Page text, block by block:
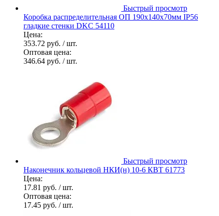
Быстрый просмотр
Коробка распределительная ОП 190х140х70мм IP56
гладкие стенки DKC 54110
Цена:
353.72 руб. / шт.
Оптовая цена:
346.64 руб. / шт.
Быстрый просмотр
Наконечник кольцевой НКИ(н) 10-6 КВТ 61773
Цена:
17.81 руб. / шт.
Оптовая цена:
17.45 руб. / шт.